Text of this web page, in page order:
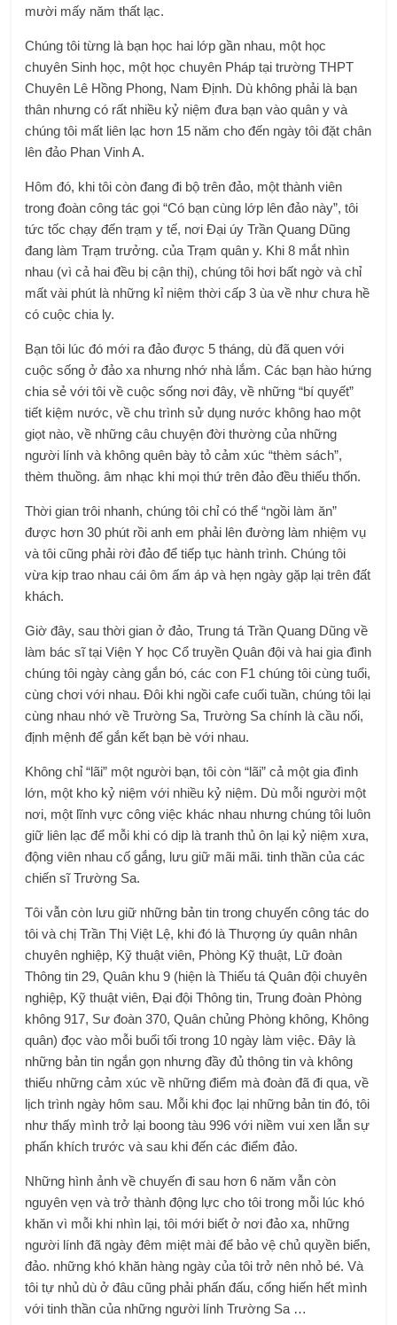
mười mấy năm thất lạc.
Chúng tôi từng là bạn học hai lớp gần nhau, một học
chuyên Sinh học, một học chuyên Pháp tại trường THPT
Chuyên Lê Hồng Phong, Nam Định. Dù không phải là bạn
thân nhưng có rất nhiều kỷ niệm đưa bạn vào quân y và
chúng tôi mất liên lạc hơn 15 năm cho đến ngày tôi đặt chân
lên đảo Phan Vinh A.
Hôm đó, khi tôi còn đang đi bộ trên đảo, một thành viên
trong đoàn công tác gọi “Có bạn cùng lớp lên đảo này”, tôi
tức tốc chạy đến trạm y tế, nơi Đại úy Trần Quang Dũng
đang làm Trạm trưởng. của Trạm quân y. Khi 8 mắt nhìn
nhau (vì cả hai đều bị cận thị), chúng tôi hơi bất ngờ và chỉ
mất vài phút là những kỉ niệm thời cấp 3 ùa về như chưa hề
có cuộc chia ly.
Bạn tôi lúc đó mới ra đảo được 5 tháng, dù đã quen với
cuộc sống ở đảo xa nhưng nhớ nhà lắm. Các bạn hào hứng
chia sẻ với tôi về cuộc sống nơi đây, về những “bí quyết”
tiết kiệm nước, về chu trình sử dụng nước không hao một
giọt nào, về những câu chuyện đời thường của những
người lính và không quên bày tỏ cảm xúc “thèm sách”,
thèm thuồng. âm nhạc khi mọi thứ trên đảo đều thiếu thốn.
Thời gian trôi nhanh, chúng tôi chỉ có thể “ngồi làm ăn”
được hơn 30 phút rồi anh em phải lên đường làm nhiệm vụ
và tôi cũng phải rời đảo để tiếp tục hành trình. Chúng tôi
vừa kịp trao nhau cái ôm ấm áp và hẹn ngày gặp lại trên đất
khách.
Giờ đây, sau thời gian ở đảo, Trung tá Trần Quang Dũng về
làm bác sĩ tại Viện Y học Cổ truyền Quân đội và hai gia đình
chúng tôi ngày càng gắn bó, các con F1 chúng tôi cùng tuổi,
cùng chơi với nhau. Đôi khi ngồi cafe cuối tuần, chúng tôi lại
cùng nhau nhớ về Trường Sa, Trường Sa chính là cầu nối,
định mệnh để gắn kết bạn bè với nhau.
Không chỉ “lãi” một người bạn, tôi còn “lãi” cả một gia đình
lớn, một kho kỷ niệm với nhiều kỷ niệm. Dù mỗi người một
nơi, một lĩnh vực công việc khác nhau nhưng chúng tôi luôn
giữ liên lạc để mỗi khi có dịp là tranh thủ ôn lại kỷ niệm xưa,
động viên nhau cố gắng, lưu giữ mãi mãi. tinh thần của các
chiến sĩ Trường Sa.
Tôi vẫn còn lưu giữ những bản tin trong chuyến công tác do
tôi và chị Trần Thị Việt Lệ, khi đó là Thượng úy quân nhân
chuyên nghiệp, Kỹ thuật viên, Phòng Kỹ thuật, Lữ đoàn
Thông tin 29, Quân khu 9 (hiện là Thiếu tá Quân đội chuyên
nghiệp, Kỹ thuật viên, Đại đội Thông tin, Trung đoàn Phòng
không 917, Sư đoàn 370, Quân chủng Phòng không, Không
quân) đọc vào mỗi buổi tối trong 10 ngày làm việc. Đây là
những bản tin ngắn gọn nhưng đầy đủ thông tin và không
thiếu những cảm xúc về những điểm mà đoàn đã đi qua, về
lịch trình ngày hôm sau. Mỗi khi đọc lại những bản tin đó, tôi
như thấy mình trở lại boong tàu 996 với niềm vui xen lẫn sự
phấn khích trước và sau khi đến các điểm đảo.
Những hình ảnh về chuyến đi sau hơn 6 năm vẫn còn
nguyên vẹn và trở thành động lực cho tôi trong mỗi lúc khó
khăn vì mỗi khi nhìn lại, tôi mới biết ở nơi đảo xa, những
người lính đã ngày đêm miệt mài để bảo vệ chủ quyền biển,
đảo. những khó khăn hàng ngày của tôi trở nên nhỏ bé. Và
tôi tự nhủ dù ở đâu cũng phải phấn đấu, cống hiến hết mình
với tinh thần của những người lính Trường Sa …